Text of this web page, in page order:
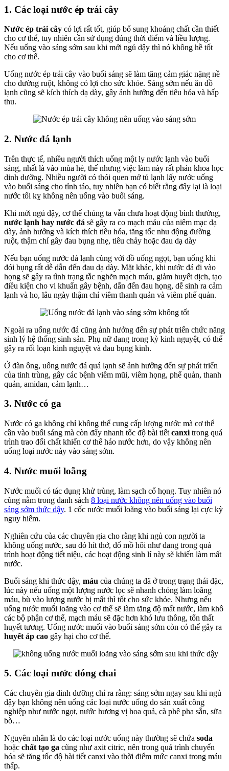
1. Các loại nước ép trái cây
Nước ép trái cây có lợi rất tốt, giúp bổ sung khoáng chất cần thiết
cho cơ thể, tuy nhiên cần sử dụng đúng thời điểm và liều lượng.
Nếu uống vào sáng sớm sau khi mới ngủ dậy thì nó không hề tốt
cho cơ thể.
Uống nước ép trái cây vào buổi sáng sẽ làm tăng cảm giác nặng nề
cho đường ruột, không có lợi cho sức khỏe. Sáng sớm nếu ăn đồ
lạnh cũng sẽ kích thích dạ dày, gây ảnh hưởng đến tiêu hóa và hấp
thu.
2. Nước đá lạnh
Trên thực tế, nhiều người thích uống một ly nước lạnh vào buổi
sáng, nhất là vào mùa hè, thế nhưng việc làm này rất phản khoa học
dinh dưỡng. Nhiều người có thói quen mở tủ lạnh lấy nước uống
vào buổi sáng cho tỉnh táo, tuy nhiên bạn có biết rằng đây lại là loại
nước tối kỵ không nên uống vào buổi sáng.
Khi mới ngủ dậy, cơ thể chúng ta vẫn chưa hoạt động bình thường,
nước lạnh hay nước đá sẽ gây ra co mạch máu của niêm mạc dạ
dày, ảnh hưởng và kích thích tiêu hóa, tăng tốc nhu động đường
ruột, thậm chí gây đau bụng nhẹ, tiêu chảy hoặc đau dạ dày
Nếu bạn uống nước đá lạnh cùng với đồ uống ngọt, bạn uống khi
đói bụng rất dễ dẫn đến đau dạ dày. Mặt khác, khi nước đá đi vào
họng sẽ gây ra tình trạng tắc nghẽn mạch máu, giảm huyết dịch, tạo
điều kiện cho vi khuẩn gây bệnh, dẫn đến đau họng, dễ sinh ra cảm
lạnh và ho, lâu ngày thậm chí viêm thanh quản và viêm phế quản.
Ngoài ra uống nước đá cũng ảnh hưởng đến sự phát triển chức năng
sinh lý hệ thống sinh sản. Phụ nữ đang trong kỳ kinh nguyệt, có thể
gây ra rối loạn kinh nguyệt và đau bụng kinh.
Ở đàn ông, uống nước đá quá lạnh sẽ ảnh hưởng đến sự phát triển
của tinh trùng, gây các bệnh viêm mũi, viêm họng, phế quản, thanh
quản, amidan, cảm lạnh…
3. Nước có ga
Nước có ga không chỉ không thể cung cấp lượng nước mà cơ thể
cần vào buổi sáng mà còn đẩy nhanh tốc độ bài tiết canxi trong quá
trình trao đổi chất khiến cơ thể háo nước hơn, do vậy không nên
uống loại nước này vào sáng sớm.
4. Nước muối loãng
Nước muối có tác dụng khử trùng, làm sạch cổ họng. Tuy nhiên nó
cũng nằm trong danh sách 8 loại nước không nên uống vào buổi
sáng sớm thức dậy. 1 cốc nước muối loãng vào buổi sáng lại cực kỳ
nguy hiểm.
Nghiên cứu của các chuyên gia cho rằng khi ngủ con người ta
không uống nước, sau đó hít thở, đổ mồ hôi như đang trong quá
trình hoạt động tiết niệu, các hoạt động sinh lí này sẽ khiến làm mất
nước.
Buổi sáng khi thức dậy, máu của chúng ta đã ở trong trạng thái đặc,
lúc này nếu uống một lượng nước lọc sẽ nhanh chóng làm loãng
máu, bù vào lượng nước bị mất thì tốt cho sức khỏe. Nhưng nếu
uống nước muối loãng vào cơ thể sẽ làm tăng độ mất nước, làm khô
các bộ phận cơ thể, mạch máu sẽ đặc hơn khó lưu thông, tổn thất
huyết tương. Uống nước muối vào buổi sáng sớm còn có thể gây ra
huyết áp cao gây hại cho cơ thể.
5. Các loại nước đóng chai
Các chuyên gia dinh dưỡng chỉ ra rằng: sáng sớm ngay sau khi ngủ
dậy bạn không nên uống các loại nước uống do sản xuất công
nghiệp như nước ngọt, nước hương vị hoa quả, cà phê pha sẵn, sữa
bò…
Nguyên nhân là do các loại nước uống này thường sẽ chứa soda
hoặc chất tạo ga cũng như axit citric, nên trong quá trình chuyển
hóa sẽ tăng tốc độ bài tiết canxi vào thời điểm mức canxi trong máu
thấp.